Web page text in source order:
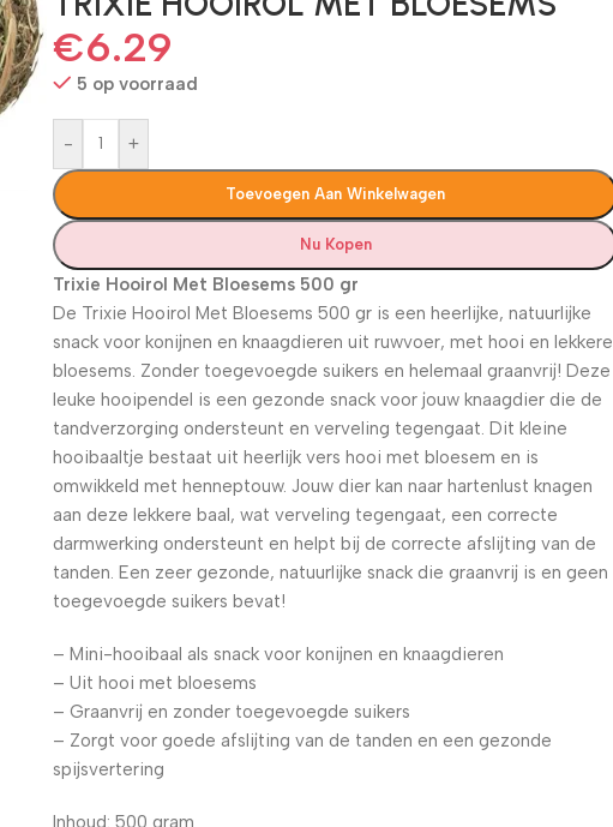
€6.29
5 op voorraad
- +
Toevoegen Aan Winkelwagen
Nu Kopen
Trixie Hooirol Met Bloesems 500 gr
De Trixie Hooirol Met Bloesems 500 gr is een heerlijke, natuurlijke
snack voor konijnen en knaagdieren uit ruwvoer, met hooi en lekkere
bloesems. Zonder toegevoegde suikers en helemaal graanvrij! Deze
leuke hooipendel is een gezonde snack voor jouw knaagdier die de
tandverzorging ondersteunt en verveling tegengaat. Dit kleine
hooibaaltje bestaat uit heerlijk vers hooi met bloesem en is
omwikkeld met henneptouw. Jouw dier kan naar hartenlust knagen
aan deze lekkere baal, wat verveling tegengaat, een correcte
darmwerking ondersteunt en helpt bij de correcte afslijting van de
tanden. Een zeer gezonde, natuurlijke snack die graanvrij is en geen
toegevoegde suikers bevat!
– Mini-hooibaal als snack voor konijnen en knaagdieren
– Uit hooi met bloesems
– Graanvrij en zonder toegevoegde suikers
– Zorgt voor goede afslijting van de tanden en een gezonde
spijsvertering
Inhoud: 500 gram